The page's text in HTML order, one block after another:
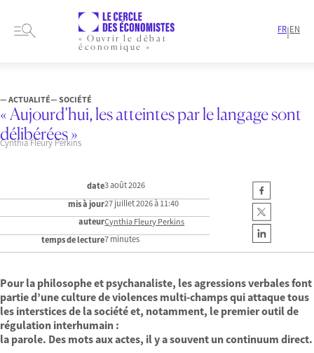
« Ouvrir le débat
économique »
FR|EN
— ACTUALITÉ— SOCIÉTÉ
« Aujourd’hui, les atteintes par le langage sont
délibérées »
Cynthia Fleury Perkins
date3 août 2026
mis à jour27 juillet 2026 à 11:40
auteurCynthia Fleury Perkins
temps de lecture7 minutes
Pour la philosophe et psychanaliste, les agressions verbales font
partie d’une culture de violences multi-champs qui attaque tous
les interstices de la société et, notamment, le premier outil de
régulation interhumain :
la parole. Des mots aux actes, il y a souvent un continuum direct.